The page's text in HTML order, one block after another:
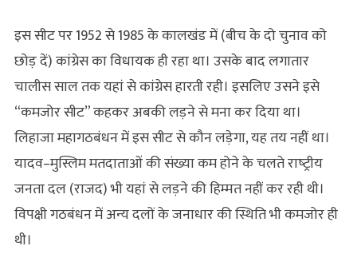
इस सीट पर 1952 से 1985 के कालखंड में (बीच के दो चुनाव को
छोड़ दें) कांग्रेस का विधायक ही रहा था। उसके बाद लगातार
चालीस साल तक यहां से कांग्रेस हारती रही। इसलिए उसने इसे
“कमजोर सीट” कहकर अबकी लड़ने से मना कर दिया था।
लिहाजा महागठबंधन में इस सीट से कौन लड़ेगा, यह तय नहीं था।
यादव–मुस्लिम मतदाताओं की संख्या कम होने के चलते राष्‍ट्रीय
जनता दल (राजद) भी यहां से लड़ने की हिम्मत नहीं कर रही थी।
विपक्षी गठबंधन में अन्य दलों के जनाधार की स्थिति भी कमजोर ही
थी।